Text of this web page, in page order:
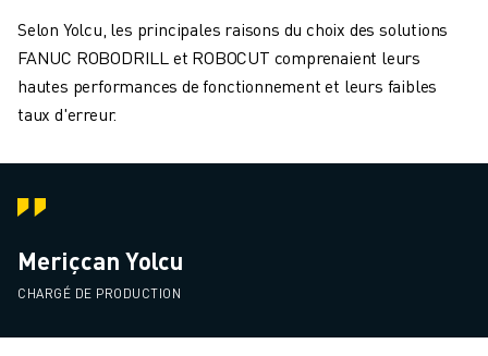
Selon Yolcu, les principales raisons du choix des solutions
FANUC ROBODRILL et ROBOCUT comprenaient leurs
hautes performances de fonctionnement et leurs faibles
taux d'erreur.
Meriçcan Yolcu
CHARGÉ DE PRODUCTION